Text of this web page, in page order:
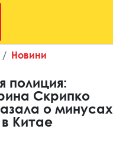
Новини
полиция:
Скрипко
о минусах
Китае